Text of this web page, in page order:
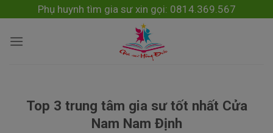
to
content
Phụ huynh tìm gia sư xin gọi: 0814.369.567
Top 3 trung tâm gia sư tốt nhất Cửa
Nam Nam Định
modal-check